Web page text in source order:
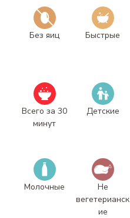
Без яиц Быстрые
Всего за 30
минут
Детские
Молочные
Не
вегетерианск
ие